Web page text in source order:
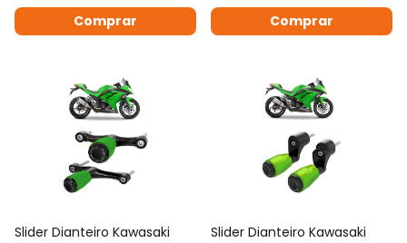
Comprar Comprar
Slider Dianteiro Kawasaki
Slider Dianteiro Kawasaki